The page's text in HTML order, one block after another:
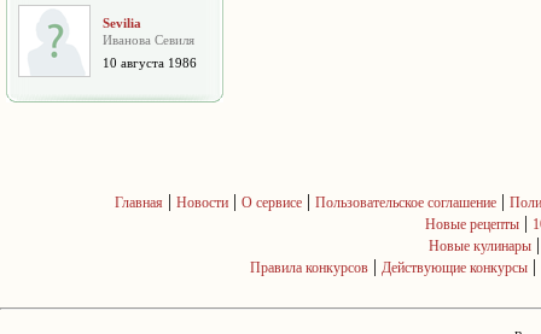
Sevilia
Иванова Севиля
10 августа 1986
Главная | Новости| О сервисе| Пользовательское соглашение|
Новые рецепты |
Новые кулинары
Правила конкурсов | Действующие конкурсы |